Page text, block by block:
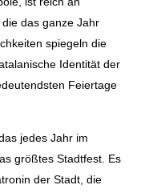
das ganze Jahr
spiegeln die
Identität der
Feiertage
jedes Jahr im
größtes Stadtfest. Es
der Stadt, die